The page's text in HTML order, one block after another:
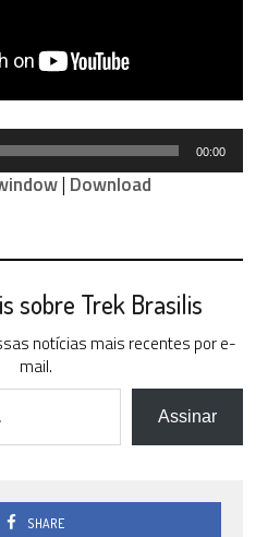
00:00
| Download
sobre Trek Brasilis
notícias mais recentes por e-
mail.
Assinar
SHARE